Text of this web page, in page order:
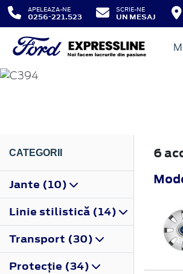
APELEAZA-NE
0256-221.523
SCRIE-NE
UN MESAJ
KUGA
CATEGORII
Jante (10)
Linie stilistică (14)
Transport (30)
Protecţie (34)
6